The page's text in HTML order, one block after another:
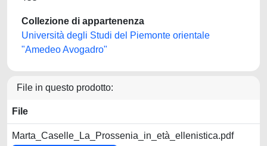
Collezione di appartenenza
Università degli Studi del Piemonte orientale
"Amedeo Avogadro"
File in questo prodotto:
File
Marta_Caselle_La_Prossenia_in_età_ellenistica.pdf